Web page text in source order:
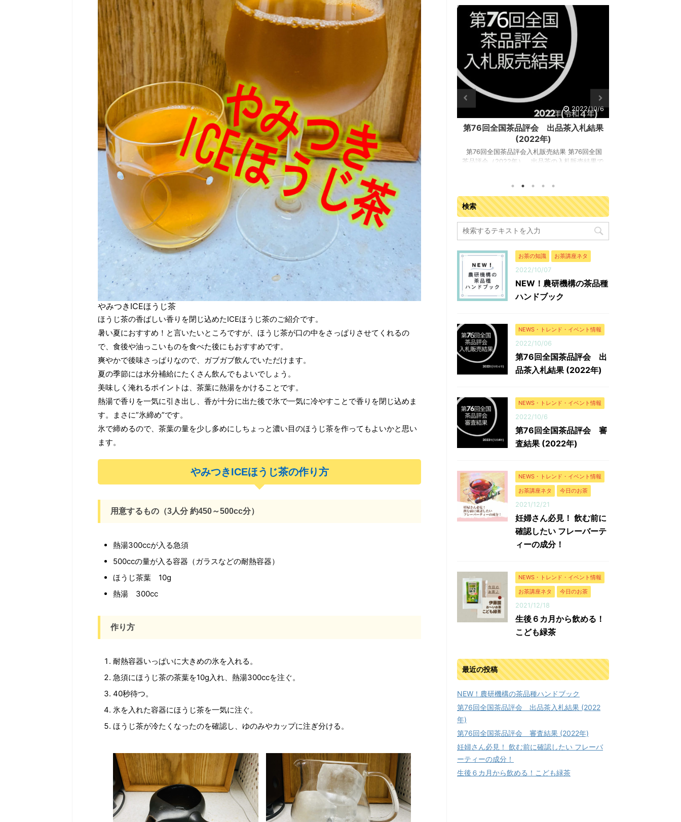
やみつきICEほうじ茶
ほうじ茶の香ばしい香りを閉じ込めたICEほうじ茶のご紹介です。
暑い夏におすすめ！と言いたいところですが、ほうじ茶が口の中をさっぱりさせてくれるの
で、食後や油っこいものを食べた後にもおすすめです。
爽やかで後味さっぱりなので、ガブガブ飲んでいただけます。
夏の季節には水分補給にたくさん飲んでもよいでしょう。
美味しく淹れるポイントは、茶葉に熱湯をかけることです。
熱湯で香りを一気に引き出し、香が十分に出た後で氷で一気に冷やすことで香りを閉じ込めま
す。まさに”氷締め”です。
氷で締めるので、茶葉の量を少し多めにしちょっと濃い目のほうじ茶を作ってもよいかと思い
ます。
やみつきICEほうじ茶の作り方
用意するもの（3人分 約450～500cc分）
熱湯300ccが入る急須
500ccの量が入る容器（ガラスなどの耐熱容器）
ほうじ茶葉 10g
熱湯 300cc
作り方
耐熱容器いっぱいに大きめの氷を入れる。
急須にほうじ茶の茶葉を10g入れ、熱湯300ccを注ぐ。
40秒待つ。
氷を入れた容器にほうじ茶を一気に注ぐ。
ほうじ茶が冷たくなったのを確認し、ゆのみやカップに注ぎ分ける。
2021/12/18
６カ月から飲める！こども緑茶
お茶♪こども緑茶 子どもにカフェインを
たくないなら「こども緑茶」がオスス
どもに緑茶を飲ませたいけれど、緑茶の
カフェイン」を摂取させることに抵抗が
いらっしゃるでしょう。「カフェイ
、 ・眠気を覚ます・疲労回復効果あ
神経を刺激・興奮させる・利尿作用・
を促し食物の消化吸収を助ける作用・
分解・促進作用・飲み過ぎた時の酔い覚
・強心作用・血行をよくする などの効
、身体に良い影響を及ぼすもの、時と
っては好ましくないものがあります。
2022/10/7
NEW！農研機構の茶品種ハンドブック
NEW！農研機構の茶品種ハンドブック 農研機
構の「茶品種ハンドブック」が更新されていま
した 茶品種ハンドブック 第６版 Version2
※2022年８月更新。国内の日本茶の品種につい
て詳しく書かれている「茶品種ハンドブック」
が更新されていました。各地の研究者の皆さま
の努力により、新しい品種が続々と誕生してい
ます。興味がある方はぜひご覧ください。現在
は数種類の品種をブレンドした商品が圧倒的に
多いかと思いますが、機会があればぜひ品種ご
とのお茶を飲んで楽しんでいただけたらと思い
ます。品種による味の違いを比べる ...
2022/10/6
第76回全国茶品評会 出品茶入札結果
(2022年)
第76回全国茶品評会入札販売結果 第76回全国
茶品評会（2022年） 出品茶の入札販売結果で
す。主催：第76回全国お茶まつり京都大会実行
委員会開催日：令和4年9月13日（火曜日）開催
場所：JA全農京都 宇治茶流通センター（京都府
城陽市寺田塚本111-5）参加業者：落札業者163
業者 入札販売会結果総括 ※金額はすべて税抜
き 販売点数（点） 販売数量（kg） 落札金額
（円） 今回の平均落札単価（円/kg） 普通煎茶
10kg 71 666.5 8,908,717 13,366 普通煎茶4kg
2022/10/6
第76回全国茶品評会 審査結果
(2022年)
第76回全国茶品評会審査結果 第76回全国茶品
評会 審査結果が出ました！開催場所：：宇治
17 都府県の茶産地から７茶種８部門に出品され
た合計 865 点について審査されました。 最高
賞の農林水産大臣賞受賞者（個人） 普通煎茶
10kg 鹿児島県南九州市 知覧銘茶研究会 株式
会社 枦川製茶 普通煎茶4kg 静岡県 川根本
検索
お茶の知識 お茶講座ネタ
2022/10/07
NEW！農研機構の茶品種
ハンドブック
NEWS・トレンド・イベント情報
2022/10/06
第76回全国茶品評会 出
品茶入札結果 (2022年)
NEWS・トレンド・イベント情報
2022/10/6
第76回全国茶品評会 審
査結果 (2022年)
NEWS・トレンド・イベント情報
お茶講座ネタ
今日のお茶
2021/12/21
妊婦さん必見！ 飲む前に
確認したい フレーバーテ
ィーの成分！
NEWS・トレンド・イベント情報
お茶講座ネタ
今日のお茶
2021/12/18
生後６カ月から飲める！
こども緑茶
最近の投稿
NEW！農研機構の茶品種ハンドブック
第76回全国茶品評会 出品茶入札結果 (2022
年)
第76回全国茶品評会 審査結果 (2022年)
妊婦さん必見！ 飲む前に確認したい フレーバ
ーティーの成分！
生後６カ月から飲める！こども緑茶